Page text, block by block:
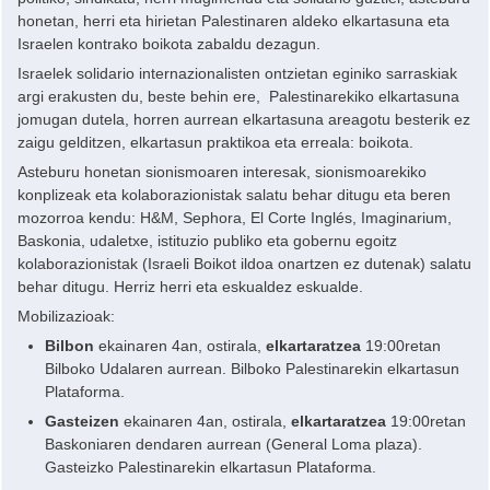
honetan, herri eta hirietan Palestinaren aldeko elkartasuna eta
Israelen kontrako boikota zabaldu dezagun.
Israelek solidario internazionalisten ontzietan eginiko sarraskiak
argi erakusten du, beste behin ere, Palestinarekiko elkartasuna
jomugan dutela, horren aurrean elkartasuna areagotu besterik ez
zaigu gelditzen, elkartasun praktikoa eta erreala: boikota.
Asteburu honetan sionismoaren interesak, sionismoarekiko
konplizeak eta kolaborazionistak salatu behar ditugu eta beren
mozorroa kendu: H&M, Sephora, El Corte Inglés, Imaginarium,
Baskonia, udaletxe, istituzio publiko eta gobernu egoitz
kolaborazionistak (Israeli Boikot ildoa onartzen ez dutenak) salatu
behar ditugu. Herriz herri eta eskualdez eskualde.
Mobilizazioak:
Bilbon ekainaren 4an, ostirala, elkartaratzea 19:00retan
Bilboko Udalaren aurrean. Bilboko Palestinarekin elkartasun
Plataforma.
Gasteizen ekainaren 4an, ostirala, elkartaratzea 19:00retan
Baskoniaren dendaren aurrean (General Loma plaza).
Gasteizko Palestinarekin elkartasun Plataforma.